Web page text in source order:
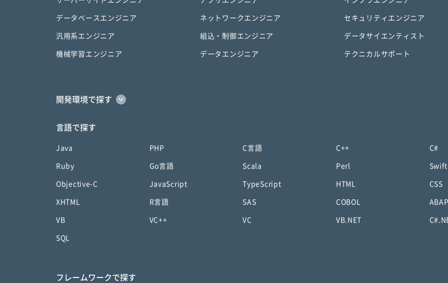
データベースエンジニア ネットワークエンジニア セキュリティエンジニア
汎用系エンジニア 組込・制御エンジニア データサイエンティスト
機械学習エンジニア データエンジニア テクニカルサポート
開発環境で探す
言語で探す
Java PHP C言語 C++ C#
Ruby Go言語 Scala Perl Swift
Objective-C JavaScript TypeScript HTML CSS
XHTML R言語 SAS COBOL
VB VC++ VC VB.NET
SQL
フレームワークで探す